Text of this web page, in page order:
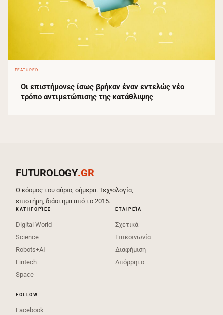
FEATURED
Οι επιστήμονες ίσως βρήκαν έναν εντελώς νέο
τρόπο αντιμετώπισης της κατάθλιψης
FUTUROLOGY.GR
Ο κόσμος του αύριο, σήμερα. Τεχνολογία,
επιστήμη, διάστημα από το 2015.
ΚΑΤΗΓΟΡΊΕΣ
Digital World
Science
Robots+AI
Fintech
Space
ΕΤΑΙΡΕΊΑ
Σχετικά
Επικοινωνία
Διαφήμιση
Απόρρητο
FOLLOW
Facebook